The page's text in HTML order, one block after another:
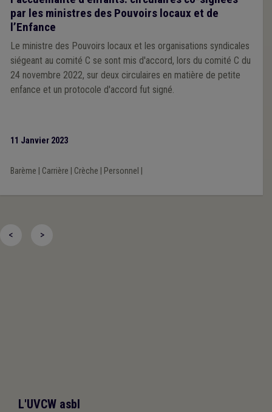
par les ministres des Pouvoirs locaux et de
l’Enfance
Le ministre des Pouvoirs locaux et les organisations syndicales
siégeant au comité C se sont mis d'accord, lors du comité C du
24 novembre 2022, sur deux circulaires en matière de petite
enfance et un protocole d'accord fut signé.
11 Janvier 2023
Barème Carrière Crèche Personnel
< >
L'UVCW asbl